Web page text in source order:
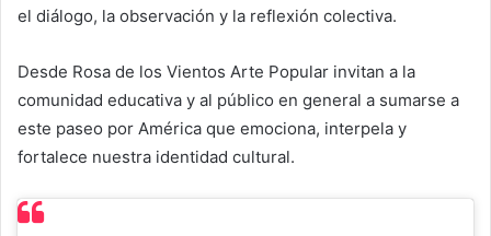
el diálogo, la observación y la reflexión colectiva.
Desde Rosa de los Vientos Arte Popular invitan a la
comunidad educativa y al público en general a sumarse a
este paseo por América que emociona, interpela y
fortalece nuestra identidad cultural.